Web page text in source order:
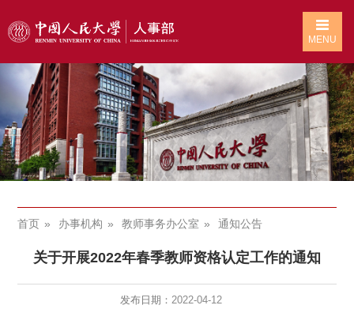
MENU
首页 办事机构 教师事务办公室 通知公告
关于开展2022年春季教师资格认定工作的通知
发布日期： 2022-04-12